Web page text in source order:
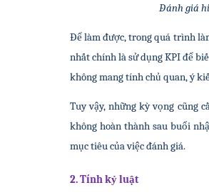
Đánh giá
Để làm được, trong quá trình
nhất chính là sử dụng KPI để
không mang tính chủ quan, ý
Tuy vậy, những kỳ vọng cũng
không hoàn thành sau buổi
mục tiêu của việc đánh giá.
2. Tính kỷ luật